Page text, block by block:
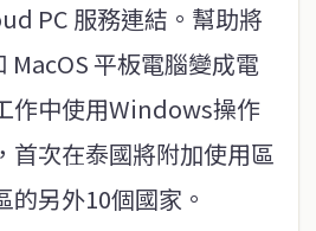
PC 服務連結。幫助將
平板電腦變成電
作中使用Windows操作
首次在泰國將附加使用區
另外10個國家。